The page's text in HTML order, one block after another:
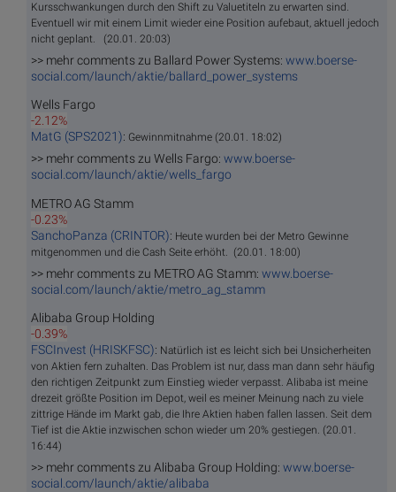
Kursschwankungen durch den Shift zu Valuetiteln zu erwarten sind.
Eventuell wir mit einem Limit wieder eine Position aufebaut, aktuell jedoch
nicht geplant. (20.01. 20:03)
>> mehr comments zu Ballard Power Systems: www.boerse-
social.com/launch/aktie/ballard_power_systems
Wells Fargo
-2.12%
MatG (SPS2021): Gewinnmitnahme (20.01. 18:02)
>> mehr comments zu Wells Fargo: www.boerse-
social.com/launch/aktie/wells_fargo
METRO AG Stamm
-0.23%
SanchoPanza (CRINTOR): Heute wurden bei der Metro Gewinne
mitgenommen und die Cash Seite erhöht. (20.01. 18:00)
>> mehr comments zu METRO AG Stamm: www.boerse-
social.com/launch/aktie/metro_ag_stamm
Alibaba Group Holding
-0.39%
FSCInvest (HRISKFSC): Natürlich ist es leicht sich bei Unsicherheiten
von Aktien fern zuhalten. Das Problem ist nur, dass man dann sehr häufig
den richtigen Zeitpunkt zum Einstieg wieder verpasst. Alibaba ist meine
drezeit größte Position im Depot, weil es meiner Meinung nach zu viele
zittrige Hände im Markt gab, die Ihre Aktien haben fallen lassen. Seit dem
Tief ist die Aktie inzwischen schon wieder um 20% gestiegen. (20.01.
16:44)
>> mehr comments zu Alibaba Group Holding: www.boerse-
social.com/launch/aktie/alibaba